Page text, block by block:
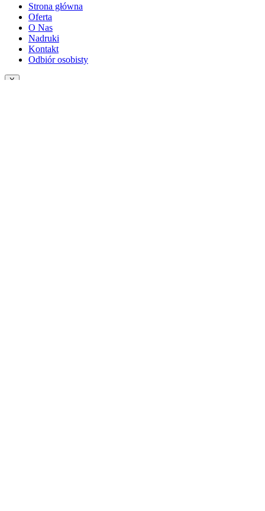
Strona główna
Oferta
O Nas
Nadruki
Kontakt
Odbiór osobisty
X